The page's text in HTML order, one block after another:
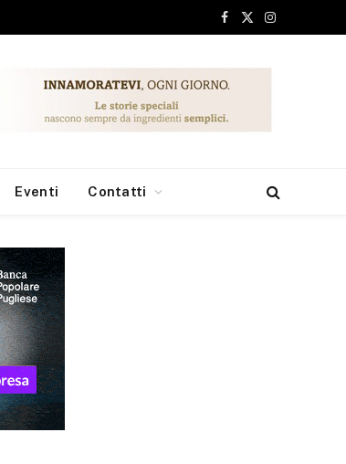
Facebook
X
Instagram
Eventi Contatti